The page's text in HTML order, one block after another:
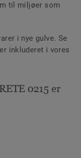
til miljøer som
i nye gulve. Se
inkluderet i vores
0215 er